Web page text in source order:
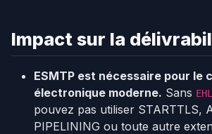
Impact sur la
ESMTP est nécessaire pour le
électronique moderne. Sans
pouvez pas utiliser STARTTLS,
PIPELINING ou toute autre